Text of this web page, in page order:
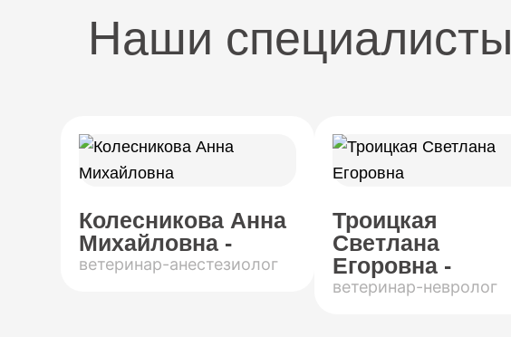
Наши специалисты
Колесникова Анна
Михайловна -
ветеринар-анестезиолог
Троицкая
Светлана
Егоровна -
ветеринар-невролог